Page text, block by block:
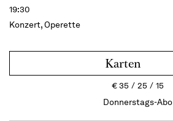
19:30
Konzert, Operette
Karten
€35 25
15
Donnerstags-Abo